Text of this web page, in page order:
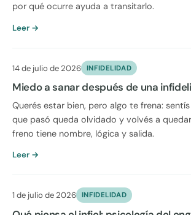
por qué ocurre ayuda a transitarlo.
Leer →
14 de julio de 2026 INFIDELIDAD
Miedo a sanar después de una
Querés estar bien, pero algo te frena:
que pasó queda olvidado y volvés a
freno tiene nombre, lógica y salida.
Leer →
1 de julio de 2026 INFIDELIDAD